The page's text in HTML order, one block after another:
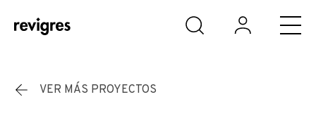
Saltar al contenido principal
VER MÁS PROYECTOS